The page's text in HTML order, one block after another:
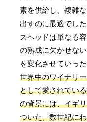
素を供給し、複雑
出すのに最適でし
スヘッドは単なる
の熟成に欠かせな
を変化させていっ
世界中のワイナリ
として愛されてい
の背景には、イギ
ついた、数世紀に